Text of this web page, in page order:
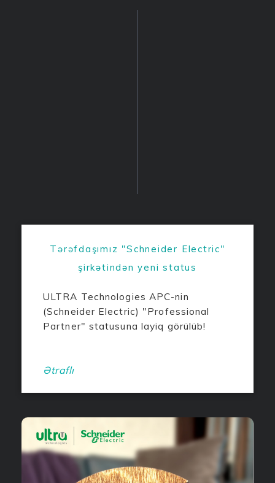
Tərəfdaşımız "Schneider Electric"
şirkətindən yeni status
ULTRA Technologies APC-nin
(Schneider Electric) "Professional
Partner" statusuna layiq görülüb!
Ətraflı